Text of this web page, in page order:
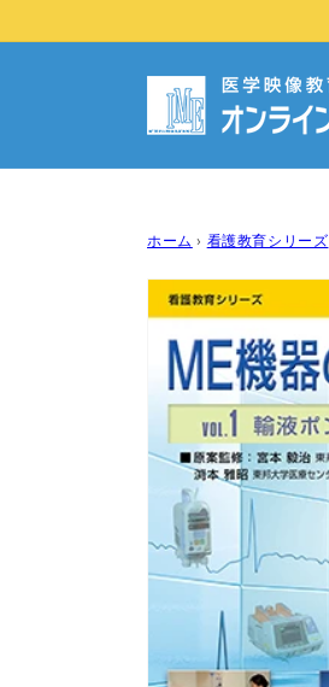
進む
ホーム › 看護教育シリーズ
商品情
報にス
キップ